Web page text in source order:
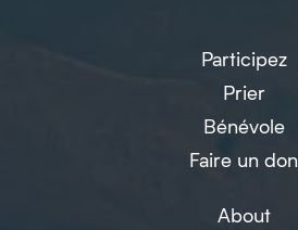
Participez
Prier
Bénévole
Faire un don
About